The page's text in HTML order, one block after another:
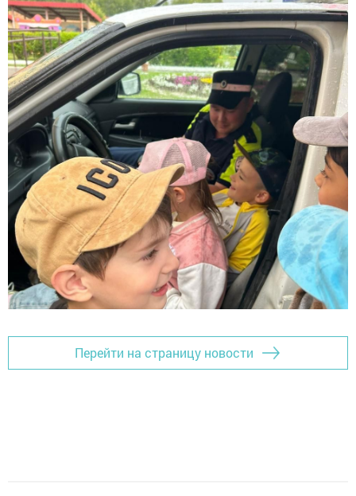
Перейти на страницу новости